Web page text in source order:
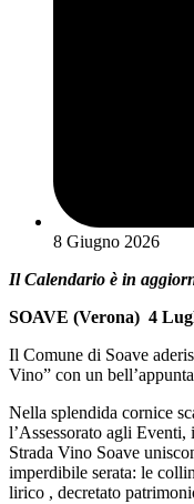
8 Giugno 2026
Il Calendario è in
SOAVE (Verona) 4
Il Comune di Soave
Vino” con un
Nella splendida cornice
l’Assessorato agli
Strada Vino Soave
imperdibile serata: le
lirico , decretato